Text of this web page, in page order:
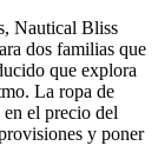
Nautical Bliss
dos familias que
que explora
La ropa de
en el precio del
y poner